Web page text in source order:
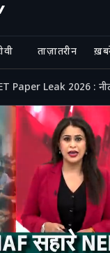
ताज़ातरीन
Paper Leak 2026 :